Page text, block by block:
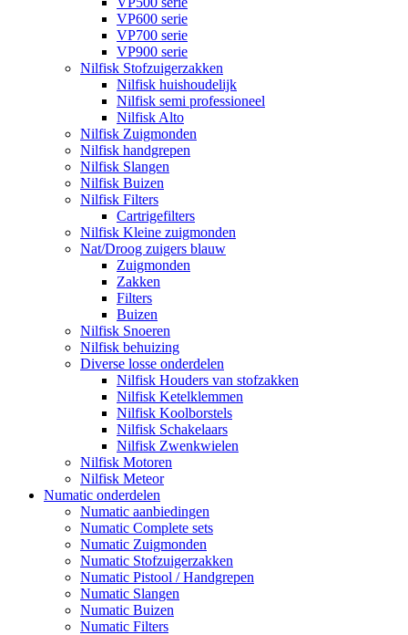
VP600 serie
VP700 serie
VP900 serie
Nilfisk Stofzuigerzakken
Nilfisk huishoudelijk
Nilfisk semi professioneel
Nilfisk Alto
Nilfisk Zuigmonden
Nilfisk handgrepen
Nilfisk Slangen
Nilfisk Buizen
Nilfisk Filters
​Cartrigefilters
Nilfisk Kleine zuigmonden
Nat/Droog zuigers blauw
Zuigmonden
Zakken
Filters
Buizen
Nilfisk Snoeren
Nilfisk behuizing
Diverse losse onderdelen
Nilfisk Houders van stofzakken
Nilfisk Ketelklemmen
Nilfisk Koolborstels
Nilfisk Schakelaars
Nilfisk Zwenkwielen
Nilfisk Motoren
Nilfisk Meteor
Numatic onderdelen
Numatic aanbiedingen
Numatic Complete sets
Numatic Zuigmonden
Numatic Stofzuigerzakken
Numatic Pistool / Handgrepen
Numatic Slangen
Numatic Buizen
Numatic Filters